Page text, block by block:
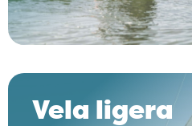
Vela ligera